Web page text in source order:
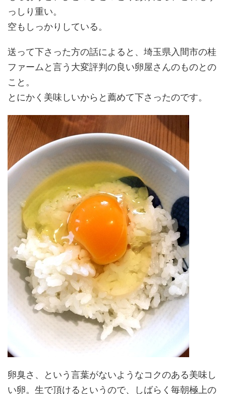
っしり重い。
空もしっかりしている。
送って下さった方の話によると、埼玉県入間市の桂
ファームと言う大変評判の良い卵屋さんのものとの
こと。
とにかく美味しいからと薦めて下さったのです。
卵臭さ、という言葉がないようなコクのある美味し
い卵。生で頂けるというので、しばらく毎朝極上の